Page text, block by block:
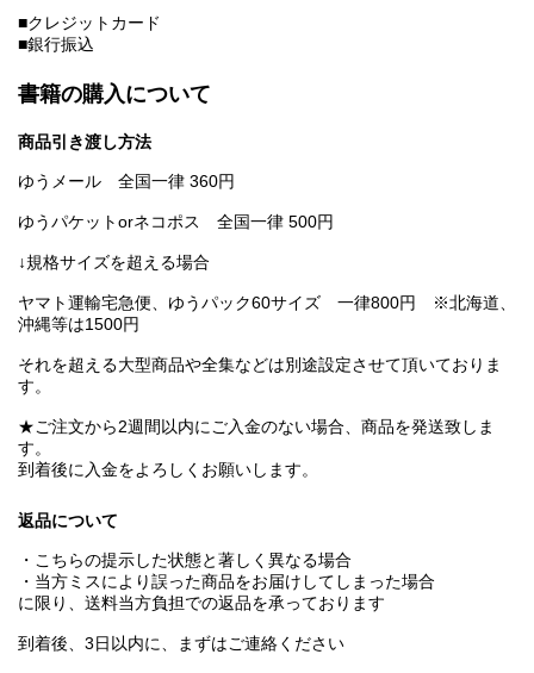
■クレジットカード
■銀行振込
書籍の購入について
商品引き渡し方法
ゆうメール 全国一律 360円
ゆうパケットorネコポス 全国一律 500円
↓規格サイズを超える場合
ヤマト運輸宅急便、ゆうパック60サイズ 一律800円 ※北海道、
沖縄等は1500円
それを超える大型商品や全集などは別途設定させて頂いておりま
す。
★ご注文から2週間以内にご入金のない場合、商品を発送致しま
す。
到着後に入金をよろしくお願いします。
返品について
・こちらの提示した状態と著しく異なる場合
・当方ミスにより誤った商品をお届けしてしまった場合
に限り、送料当方負担での返品を承っております
到着後、3日以内に、まずはご連絡ください